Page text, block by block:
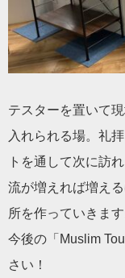
テスターを置いて
入れられる場。礼
トを通して次に訪
流が増えれば増え
所を作っていきます
今後の「Muslim
さい！